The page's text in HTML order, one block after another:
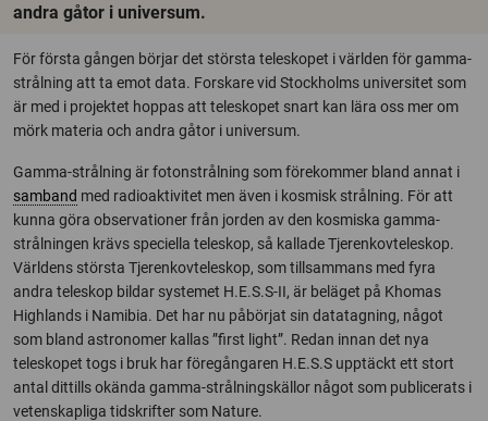
andra gåtor i universum.
För första gången börjar det största teleskopet i världen för gamma-
strålning att ta emot data. Forskare vid Stockholms universitet som
är med i projektet hoppas att teleskopet snart kan lära oss mer om
mörk materia och andra gåtor i universum.
Gamma-strålning är fotonstrålning som förekommer bland annat i
samband med radioaktivitet men även i kosmisk strålning. För att
kunna göra observationer från jorden av den kosmiska gamma-
strålningen krävs speciella teleskop, så kallade Tjerenkovteleskop.
Världens största Tjerenkovteleskop, som tillsammans med fyra
andra teleskop bildar systemet H.E.S.S-II, är beläget på Khomas
Highlands i Namibia. Det har nu påbörjat sin datatagning, något
som bland astronomer kallas ”first light”. Redan innan det nya
teleskopet togs i bruk har föregångaren H.E.S.S upptäckt ett stort
antal dittills okända gamma-strålningskällor något som publicerats i
vetenskapliga tidskrifter som Nature.